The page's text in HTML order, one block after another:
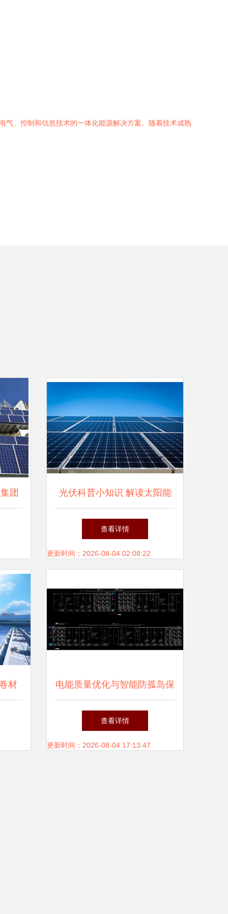
气、控制和信息技术的一体化能源解决方案。随着技术成熟
团 光伏科普小知识 解读太阳能
发电的奥秘
查看详情
更新时间：2026-08-04 02:08:22
材 电能质量优化与智能防孤岛保
护在特斯拉工厂分布式光伏项
目中的关键应用
查看详情
更新时间：2026-08-04 17:13:47